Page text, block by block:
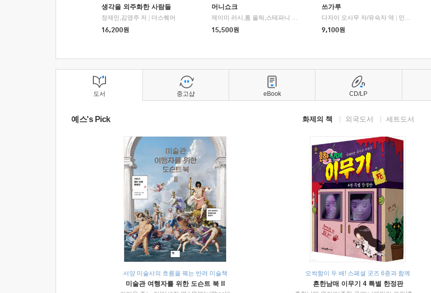
생각을 외주화한 사람들
정재민,김영주 저
더스퀘어
16,200원
머니쇼크
제이미 러시,톰 올릭,스테파니 플랜더스 편저/임경은 역/박정호 감수 |
교보문고
15,500원
쓰가루
다자이 오사무 저/유숙자 역
민음사
9,100원
도서
예스's Pick 화제의 책 외국도서 세트도서
서양 미술사의 흐름을 꿰는 반려 미술책
미술관 여행자를 위한 도슨트 북 II
오싹함이 두 배! 스페셜 굿즈 6종과 함께
흔한남매 이무기 4 특별 한정판
중고샵 eBook CD/LP